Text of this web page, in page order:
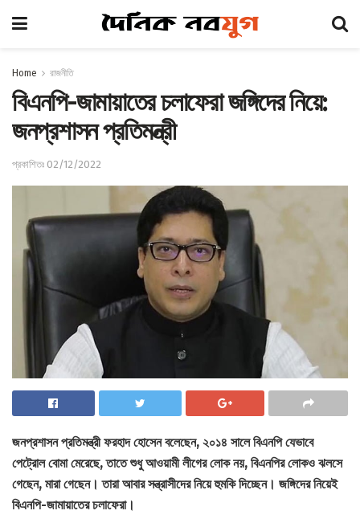
Home রাজনীতি
বিএনপি-জামায়াতের চলাফেরা জঙ্গিদের নিয়ে:
জনপ্রশাসন প্রতিমন্ত্রী
প্রকাশিতঃ 02/12/2022
জনপ্রশাসন প্রতিমন্ত্রী ফরহাদ হোসেন বলেছেন, ২০১৪ সালে বিএনপি যেভাবে
পেট্রোল বোমা মেরেছে, তাতে শুধু আওয়ামী লীগের লোক নয়, বিএনপির লোকও ঝলসে
গেছেন, মারা গেছেন। তারা আবার সন্ত্রাসীদের নিয়ে হুমকি দিচ্ছেন। জঙ্গিদের নিয়েই
বিএনপি-জামায়াতের চলাফেরা।